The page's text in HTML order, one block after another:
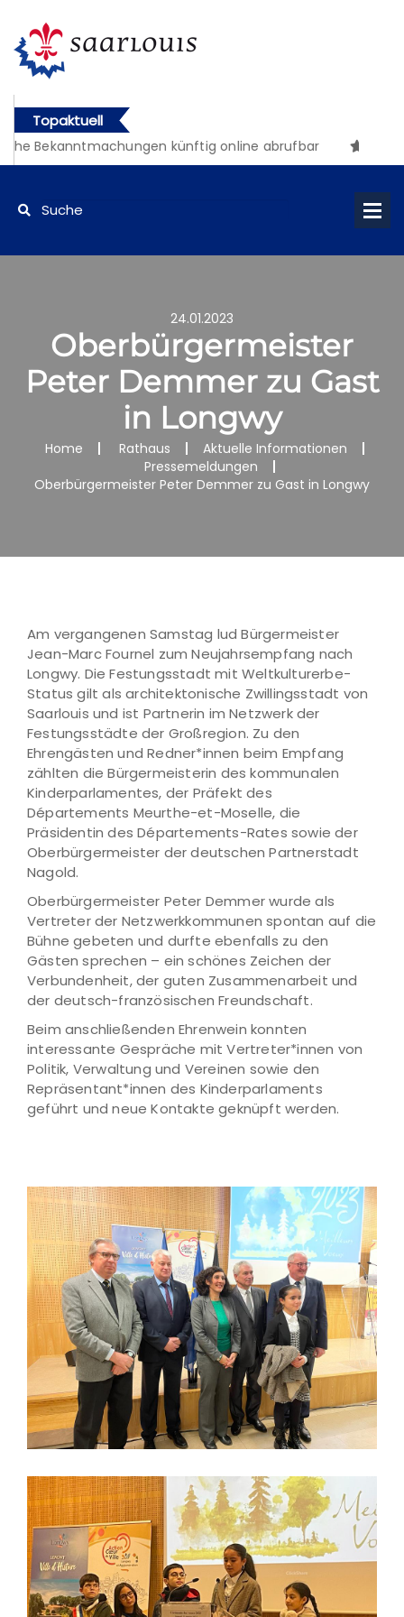
Topaktuell
Bekanntmachungen künftig online abrufbar
24.01.2023
Oberbürgermeister
Peter Demmer zu Gast
in Longwy
Home Rathaus
Aktuelle Informationen
Pressemeldungen
Oberbürgermeister Peter Demmer zu Gast in Longwy
Am vergangenen Samstag lud Bürgermeister
Jean-Marc Fournel zum Neujahrsempfang nach
Longwy. Die Festungsstadt mit Weltkulturerbe-
Status gilt als architektonische Zwillingsstadt von
Saarlouis und ist Partnerin im Netzwerk der
Festungsstädte der Großregion. Zu den
Ehrengästen und Redner*innen beim Empfang
zählten die Bürgermeisterin des kommunalen
Kinderparlamentes, der Präfekt des
Départements Meurthe-et-Moselle, die
Präsidentin des Départements-Rates sowie der
Oberbürgermeister der deutschen Partnerstadt
Nagold.
Oberbürgermeister Peter Demmer wurde als
Vertreter der Netzwerkkommunen spontan auf die
Bühne gebeten und durfte ebenfalls zu den
Gästen sprechen – ein schönes Zeichen der
Verbundenheit, der guten Zusammenarbeit und
der deutsch-französischen Freundschaft.
Beim anschließenden Ehrenwein konnten
interessante Gespräche mit Vertreter*innen von
Politik, Verwaltung und Vereinen sowie den
Repräsentant*innen des Kinderparlaments
geführt und neue Kontakte geknüpft werden.